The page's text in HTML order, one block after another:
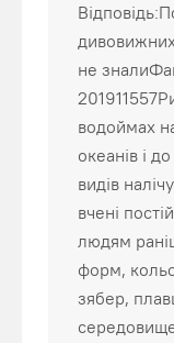
не
водоймах
океанів і
видів
вчені
людям
форм,
зябер,